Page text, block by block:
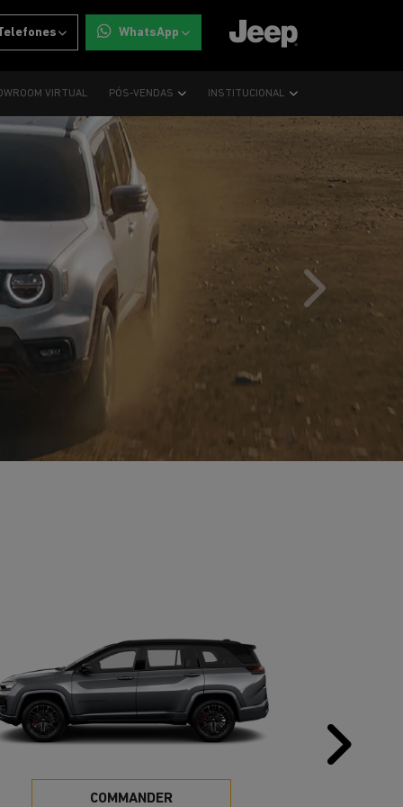
WhatsApp
VIRTUAL PÓS-VENDAS INSTITUCIONAL